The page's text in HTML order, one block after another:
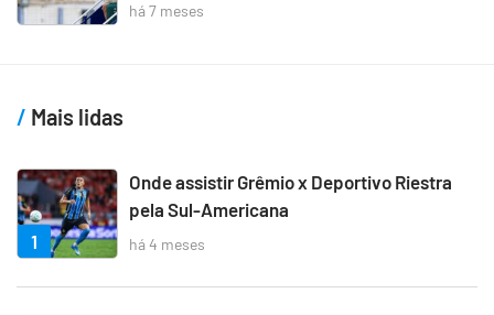
há 7 meses
Mais lidas
1
Onde assistir Grêmio x Deportivo Riestra
pela Sul-Americana
há 4 meses